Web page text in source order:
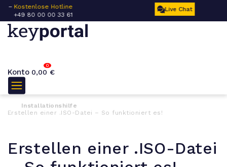
Kostenlose Hotline
+49 80 00 00 33 61
Live Chat
Konto
0
0,00 €
Installationshilfe
Erstellen einer .ISO-Datei – So funktioniert es!
Erstellen einer .ISO-Datei